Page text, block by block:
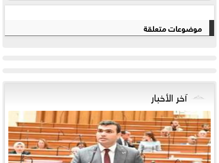
موضوعات متعلقة
آخر الأخبار